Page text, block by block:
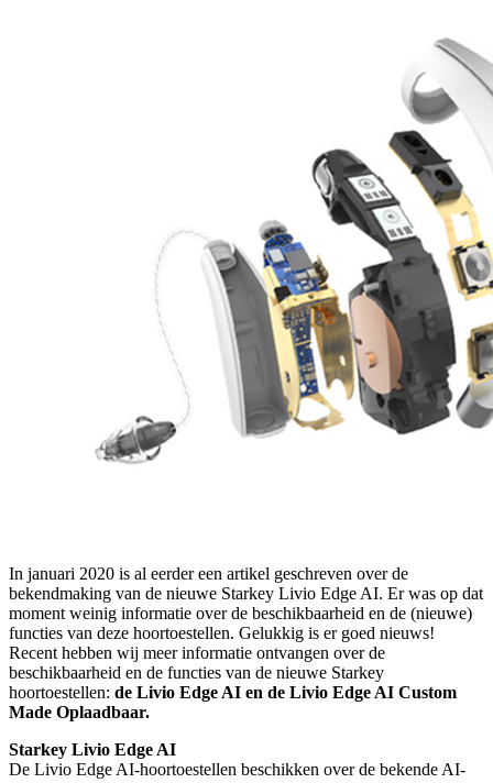
In januari 2020 is al eerder een artikel geschreven over de
bekendmaking van de nieuwe Starkey Livio Edge AI. Er was op dat
moment weinig informatie over de beschikbaarheid en de (nieuwe)
functies van deze hoortoestellen. Gelukkig is er goed nieuws!
Recent hebben wij meer informatie ontvangen over de
beschikbaarheid en de functies van de nieuwe Starkey
hoortoestellen: de Livio Edge AI en de Livio Edge AI Custom
Made Oplaadbaar.
Starkey Livio Edge AI
De Livio Edge AI-hoortoestellen beschikken over de bekende AI-